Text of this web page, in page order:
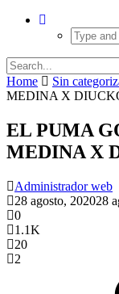
Home Sin
MEDINA X
EL PUMA
MEDINA X
Administrador web
28 agosto, 202028
0
1.1K
20
2